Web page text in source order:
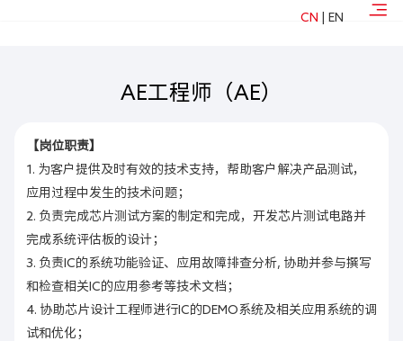
CN |EN
AE工程师（AE）
【岗位职责】
1 . 为客户提供及时有效的技术支持，帮助客户解决产品测试，
应用过程中发生的技术问题；
2. 负责完成芯片测试方案的制定和完成，开发芯片测试电路并
完成系统评估板的设计；
3. 负责IC的系统功能验证、应用故障排查分析, 协助并参与撰写
和检查相关IC的应用参考等技术文档；
4. 协助芯片设计工程师进行IC的DEMO系统及相关应用系统的调
试和优化；